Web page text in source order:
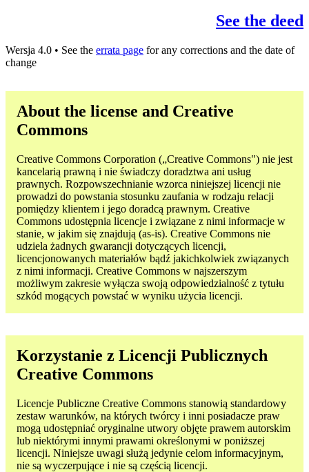
See the deed
Wersja 4.0 • See the errata page for any corrections and the date of
change
About the license and Creative
Commons
Creative Commons Corporation („Creative Commons") nie jest
kancelarią prawną i nie świadczy doradztwa ani usług
prawnych. Rozpowszechnianie wzorca niniejszej licencji nie
prowadzi do powstania stosunku zaufania w rodzaju relacji
pomiędzy klientem i jego doradcą prawnym. Creative
Commons udostępnia licencje i związane z nimi informacje w
stanie, w jakim się znajdują (as-is). Creative Commons nie
udziela żadnych gwarancji dotyczących licencji,
licencjonowanych materiałów bądź jakichkolwiek związanych
z nimi informacji. Creative Commons w najszerszym
możliwym zakresie wyłącza swoją odpowiedzialność z tytułu
szkód mogących powstać w wyniku użycia licencji.
Korzystanie z Licencji Publicznych
Creative Commons
Licencje Publiczne Creative Commons stanowią standardowy
zestaw warunków, na których twórcy i inni posiadacze praw
mogą udostępniać oryginalne utwory objęte prawem autorskim
lub niektórymi innymi prawami określonymi w poniższej
licencji. Niniejsze uwagi służą jedynie celom informacyjnym,
nie są wyczerpujące i nie są częścią licencji.